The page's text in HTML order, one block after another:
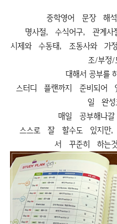
중학영어 문장 해
명사절, 수식어구, 관계
시제와 수동태, 조동사와 가
조/부정/
대해서 공부를
스터디 플랜까지 준비되어
일 완성
매일 공부해나
스스로 잘 할수도 있지만,
서 꾸준히 하는